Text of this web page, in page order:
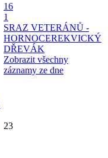
16
1
SRAZ VETERÁNŮ -
HORNOCEREKVICKÝ
DŘEVÁK
Zobrazit všechny
záznamy ze dne
23